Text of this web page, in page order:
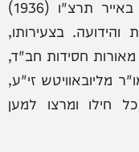
המנוח הדגול נולד בירושלים בט"ז באייר תרצ"ו (1936)
בצעירותו,
חסידות חב"ד,
מליובאוויטש זי"ע,
חילו ומרצו למען